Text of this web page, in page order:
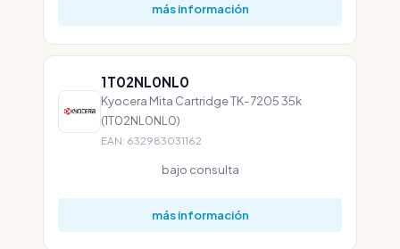
más información
1T02NL0NL0
Kyocera Mita Cartridge TK-7205 35k
(1T02NL0NL0)
EAN: 632983031162
bajo consulta
más información